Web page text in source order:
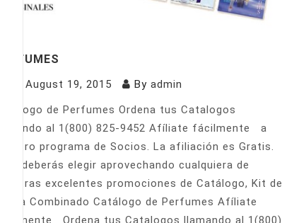
PERFUMES
August 19, 2015 By admin
Catálogo de Perfumes Ordena tus Catalogos
llamando al 1(800) 825-9452 Afíliate fácilmente a
nuestro programa de Socios. La afiliación es Gratis.
Sólo deberás elegir aprovechando cualquiera de
nuestras excelentes promociones de Catálogo, Kit de
Venta Combinado Catálogo de Perfumes Afíliate
fácilmente Ordena tus Catalogos llamando al 1(800)